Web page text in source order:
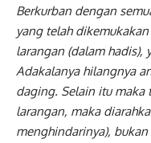
Berkurban dengan
yang telah
larangan (dalam hadis),
Adakalanya hilangnya
daging. Selain itu maka
larangan, maka
menghindarinya), bukan